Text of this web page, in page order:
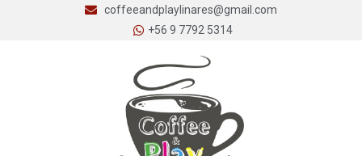
coffeeandplaylinares@gmail.com
+56 9 7792 5314